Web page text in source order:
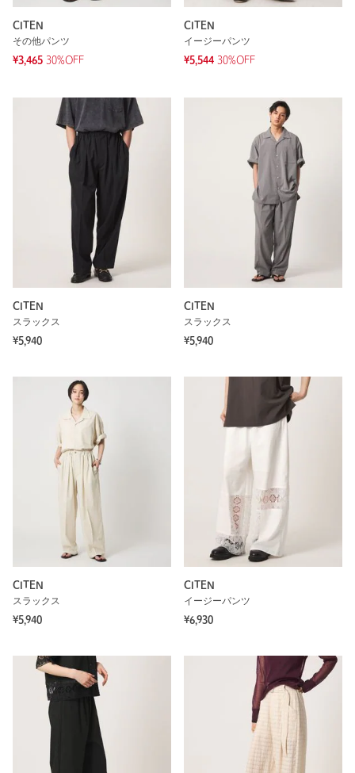
CITEN
その他パンツ
¥3,465 30%OFF
CITEN
イージーパンツ
¥5,544 30%OFF
CITEN
スラックス
¥5,940
CITEN
スラックス
¥5,940
CITEN
スラックス
¥5,940
CITEN
イージーパンツ
¥6,930